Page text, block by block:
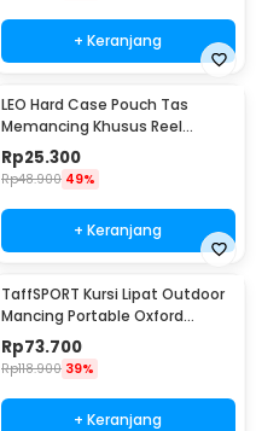
+ Keranjang
LEO Hard Case Pouch Tas
Memancing Khusus Reel
Pancing - F-49
Rp25.300
Rp48.900 49%
+ Keranjang
TaffSPORT Kursi Lipat Outdoor
Mancing Portable Oxford
Folding Chair - YYY002
Rp73.700
Rp118.900 39%
+ Keranjang